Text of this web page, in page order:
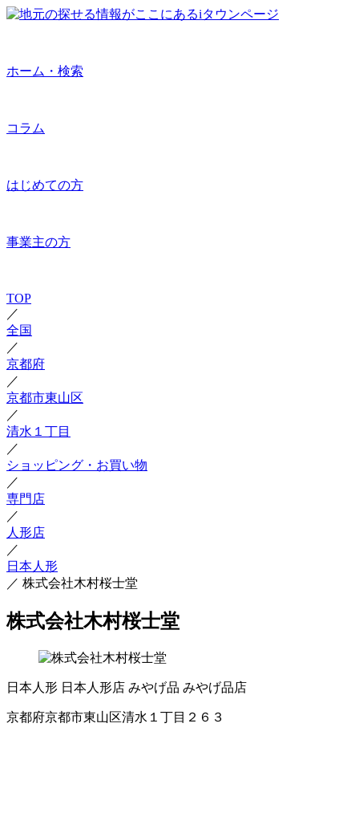
ホーム・検索
コラム
はじめての方
事業主の方
TOP
／
全国
／
京都府
／
京都市東山区
／
清水１丁目
／
ショッピング・お買い物
／
専門店
／
人形店
／
日本人形
／ 株式会社木村桜士堂
株式会社木村桜士堂
日本人形 日本人形店 みやげ品 みやげ品店
京都府京都市東山区清水１丁目２６３